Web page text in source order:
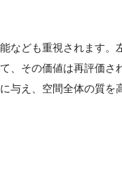
なども重視されます。
、その価値は再評価さ
与え、空間全体の質を